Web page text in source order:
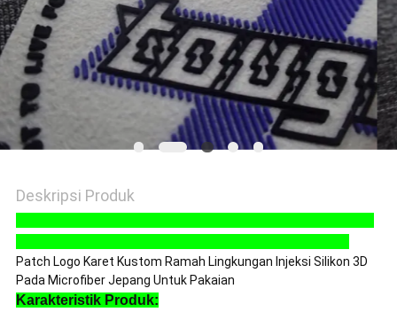
SITEMAP
KEBIJAKAN
PRIVASI
Deskripsi Produk
Patch Logo Karet Kustom Ramah Lingkungan Injeksi Silikon 3D
Pada Microfiber Jepang Untuk Pakaian
Karakteristik Produk: